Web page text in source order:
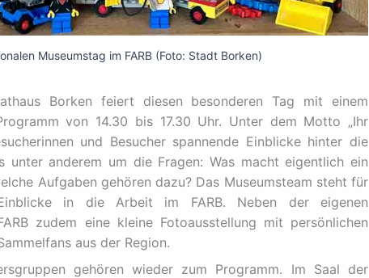
Museumstag im FARB (Foto: Stadt Borken)
Borken feiert diesen besonderen Tag mit einem
von 14.30 bis 17.30 Uhr. Unter dem Motto „Ihr
und Besucher spannende Einblicke hinter die
unter anderem um die Fragen: Was macht eigentlich ein
Aufgaben gehören dazu? Das Museumsteam steht für
in die Arbeit im FARB. Neben der eigenen
zudem eine kleine Fotoausstellung mit persönlichen
aus der Region.
gehören wieder zum Programm. Im Saal der